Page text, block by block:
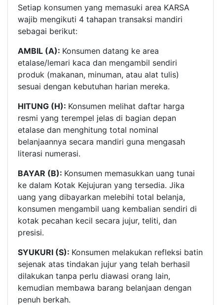
Setiap konsumen yang memasuki area KARSA
wajib mengikuti 4 tahapan transaksi mandiri
sebagai berikut:
AMBIL (A): Konsumen datang ke area
etalase/lemari kaca dan mengambil sendiri
produk (makanan, minuman, atau alat tulis)
sesuai dengan kebutuhan harian mereka.
HITUNG (H): Konsumen melihat daftar harga
resmi yang terempel jelas di bagian depan
etalase dan menghitung total nominal
belanjaannya secara mandiri guna mengasah
literasi numerasi.
BAYAR (B): Konsumen memasukkan uang tunai
ke dalam Kotak Kejujuran yang tersedia. Jika
uang yang dibayarkan melebihi total belanja,
konsumen mengambil uang kembalian sendiri di
kotak pecahan kecil secara jujur, teliti, dan
presisi.
SYUKURI (S): Konsumen melakukan refleksi batin
sejenak atas tindakan jujur yang telah berhasil
dilakukan tanpa perlu diawasi orang lain,
kemudian membawa barang belanjaan dengan
penuh berkah.